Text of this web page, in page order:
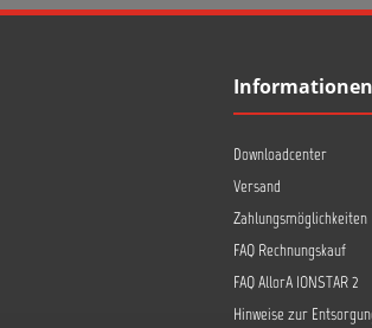
Informationen
Downloadcenter
Versand
Zahlungsmöglichkeiten
FAQ Rechnungskauf
FAQ AllorA IONSTAR 2
Hinweise zur